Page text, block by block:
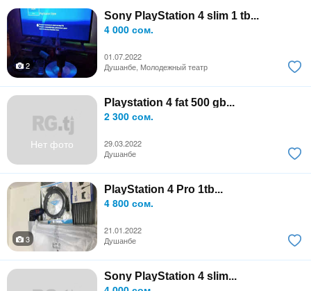
Sony PlayStation 4 slim 1 tb...
4 000 сом.
01.07.2022
2
Душанбе, Молодежный театр
Нет фото
Playstation 4 fat 500 gb...
2 300 сом.
29.03.2022
Душанбе
PlayStation 4 Pro 1tb...
4 800 сом.
21.01.2022
3
Душанбе
Sony PlayStation 4 slim...